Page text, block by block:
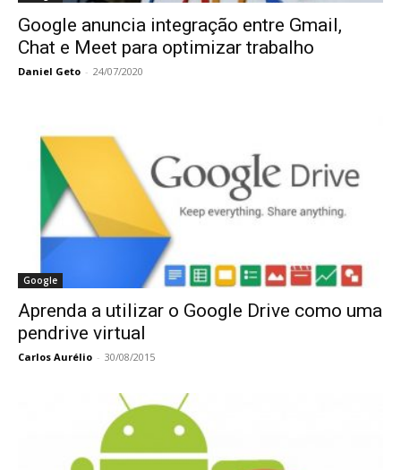
Google anuncia integração entre Gmail,
Chat e Meet para optimizar trabalho
Daniel Geto - 24/07/2020
Google
Aprenda a utilizar o Google Drive como uma
pendrive virtual
Carlos Aurélio - 30/08/2015